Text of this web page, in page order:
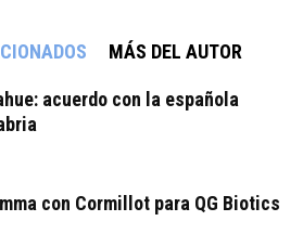
MÁS DEL AUTOR
acuerdo con la española
con Cormillot para QG Biotics